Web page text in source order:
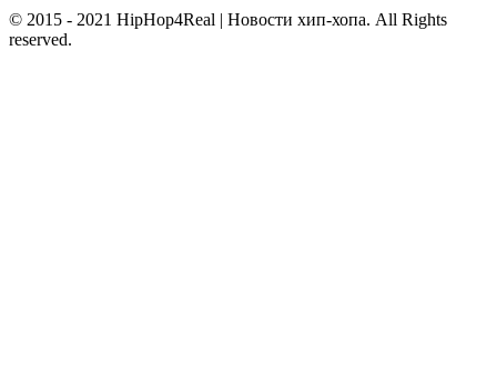
© 2015 - 2021 HipHop4Real | Новости хип-хопа. All Rights
reserved.